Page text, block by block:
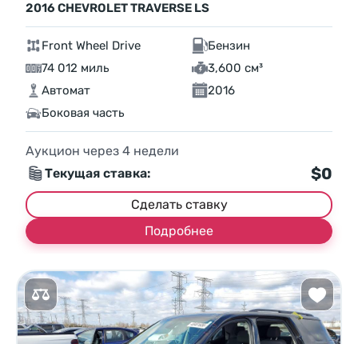
2016 CHEVROLET TRAVERSE LS
Front Wheel Drive
Бензин
74 012 миль
3,600 см³
Автомат
2016
Боковая часть
Аукцион через 4 недели
Текущая ставка:
$0
Сделать ставку
Подробнее